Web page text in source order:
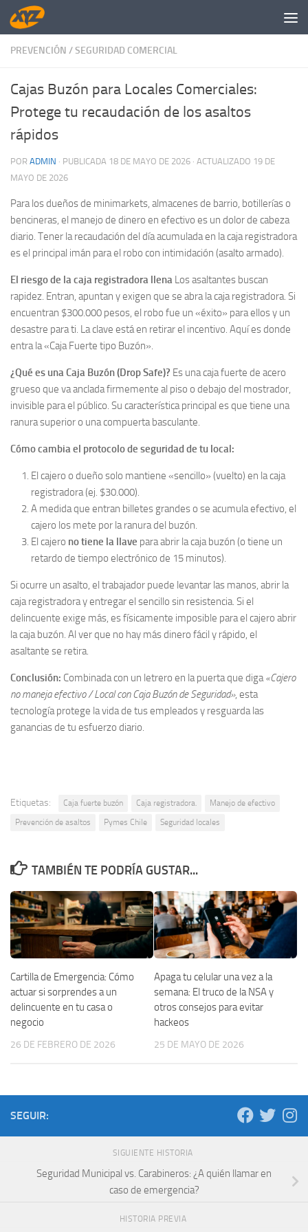
Saltar al contenido
PREVENCIÓN /SEGURIDAD COMERCIAL
Cajas Buzón para Locales Comerciales:
Protege tu recaudación de los asaltos
rápidos
POR ADMIN · PUBLICADA 18 DE MAYO DE 2026 · ACTUALIZADO 19 DE
MAYO DE 2026
Para los dueños de minimarkets, almacenes de barrio, botillerías o
bencineras, el manejo de dinero en efectivo es un dolor de cabeza
diario. Tener la recaudación del día acumulada en la caja registradora
es el principal imán para el robo con intimidación (asalto armado).
El riesgo de la caja registradora llena Los asaltantes buscan
rapidez. Entran, apuntan y exigen que se abra la caja registradora. Si
encuentran $300.000 pesos, el robo fue un «éxito» para ellos y un
desastre para ti. La clave está en retirar el incentivo. Aquí es donde
entra la «Caja Fuerte tipo Buzón».
¿Qué es una Caja Buzón (Drop Safe)? Es una caja fuerte de acero
grueso que va anclada firmemente al piso o debajo del mostrador,
invisible para el público. Su característica principal es que tiene una
ranura superior o una compuerta basculante.
Cómo cambia el protocolo de seguridad de tu local:
El cajero o dueño solo mantiene «sencillo» (vuelto) en la caja
registradora (ej. $30.000).
A medida que entran billetes grandes o se acumula efectivo, el
cajero los mete por la ranura del buzón.
El cajero no tiene la llave para abrir la caja buzón (o tiene un
retardo de tiempo electrónico de 15 minutos).
Si ocurre un asalto, el trabajador puede levantar las manos, abrir la
caja registradora y entregar el sencillo sin resistencia. Si el
delincuente exige más, es físicamente imposible para el cajero abrir
la caja buzón. Al ver que no hay más dinero fácil y rápido, el
asaltante se retira.
Conclusión: Combinada con un letrero en la puerta que diga«Cajero
no maneja efectivo / Local con Caja Buzón de Seguridad», esta
tecnología protege la vida de tus empleados y resguarda las
ganancias de tu esfuerzo diario.
Etiquetas: Caja fuerte buzón Caja registradora.
Manejo de efectivo
Prevención de asaltos
Pymes Chile Seguridad locales
TAMBIÉN TE PODRÍA GUSTAR...
Cartilla de Emergencia: Cómo
actuar si sorprendes a un
delincuente en tu casa o
negocio
26 DE FEBRERO DE 2026
Apaga tu celular una vez a la
semana: El truco de la NSA y
otros consejos para evitar
hackeos
25 DE MAYO DE 2026
SEGUIR:
SIGUIENTE HISTORIA
Seguridad Municipal vs. Carabineros: ¿A quién llamar en
caso de emergencia?
HISTORIA PREVIA